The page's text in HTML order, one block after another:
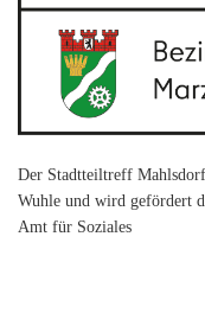
Der Stadtteiltreff
Wuhle und wird gefördert
Amt für Soziales